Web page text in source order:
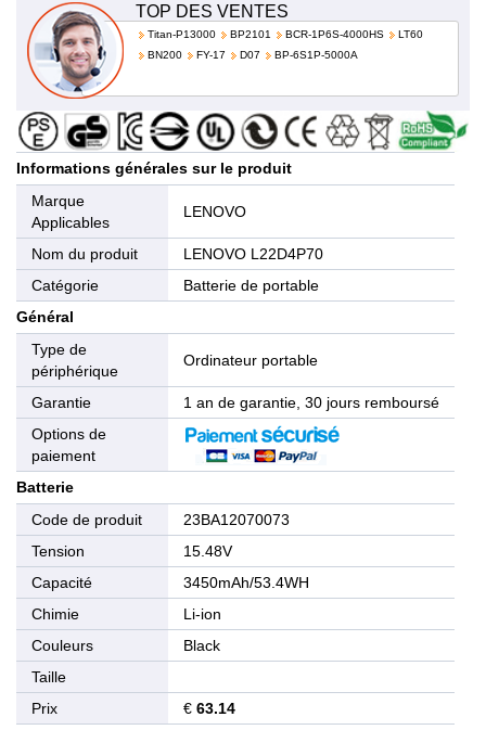
TOP DES VENTES
Titan-P13000 BP2101 BCR-1P6S-4000HS
LT60
BN200
FY-17 D07 BP-6S1P-5000A
Informations générales sur le produit
Marque
Applicables
LENOVO
Nom du produit
LENOVO L22D4P70
Catégorie
Batterie de portable
Général
Type de
périphérique
Ordinateur portable
Garantie
1 an de garantie, 30 jours remboursé
Options de
paiement
Batterie
Code de produit
23BA12070073
Tension
15.48V
Capacité
3450mAh/53.4WH
Chimie
Li-ion
Couleurs
Black
Taille
Prix
€ 63.14